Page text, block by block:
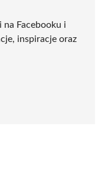
na Facebooku i
inspiracje oraz